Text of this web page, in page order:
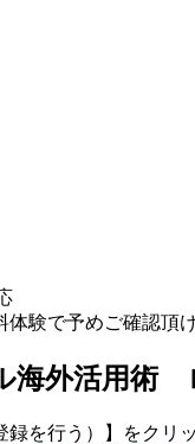
験で予めご確認頂け
海外活用術
録を行う）】をク